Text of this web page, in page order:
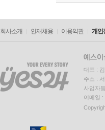
회사소개 인재채용 이용약관 개인
대표 :
주소 :
사업자
이메일